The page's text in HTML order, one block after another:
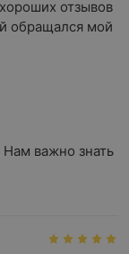
отзывов
обращался мой
Нам важно знать